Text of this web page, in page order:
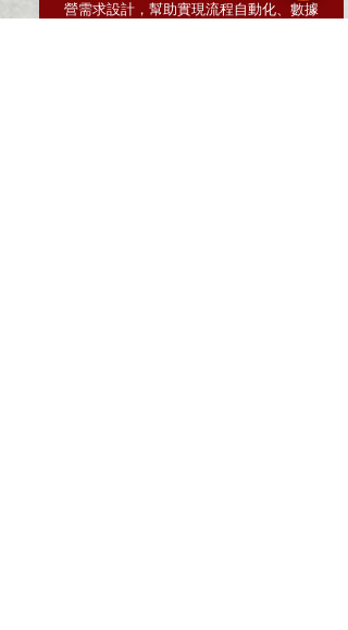
營需求設計，幫助實現流程自動化、數據